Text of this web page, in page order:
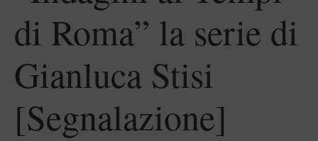
di Roma” la serie di
Gianluca Stisi
[Segnalazione]